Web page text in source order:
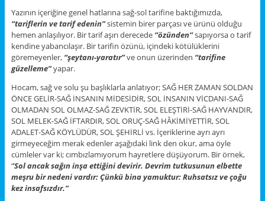
Yazının içeriğine genel hatlarına sağ-sol tarifine baktığımızda,
“tariflerin ve tarif edenin”sistemin birer parçası ve ürünü olduğu
hemen anlaşılıyor. Bir tarif aşırı derecede ‘’özünden’’sapıyorsa o tarif
kendine yabancılaşır. Bir tarifin özünü, içindeki kötülüklerini
göremeyenler, “şeytanı-yaratır”ve onun üzerinden “tarifine
güzelleme”yapar.
Hocam, sağ ve solu şu başlıklarla anlatıyor; SAĞ HER ZAMAN SOLDAN
ÖNCE GELİR-SAĞ İNSANIN MİDESİDİR, SOL İNSANIN VİCDANI-SAĞ
OLMADAN SOL OLMAZ-SAĞ ZEVKTİR, SOL ELEŞTİRİ-SAĞ HAYVANDIR,
SOL MELEK-SAĞ İFTARDIR, SOL ORUÇ-SAĞ HÂKİMİYETTİR, SOL
ADALET-SAĞ KÖYLÜDÜR, SOL ŞEHİRLİ vs. İçeriklerine ayrı ayrı
girmeyeceğim merak edenler aşağıdaki link den okur, ama öyle
cümleler var ki; cımbızlamıyorum hayretlere düşüyorum. Bir örnek,
‘’Sol ancak sağın inşa ettiğini devirir. Devrim tutkusunun elbette
meşru bir nedeni vardır: Çünkü bina yamuktur: Ruhsatsız ve çoğu
kez insafsızdır.’’